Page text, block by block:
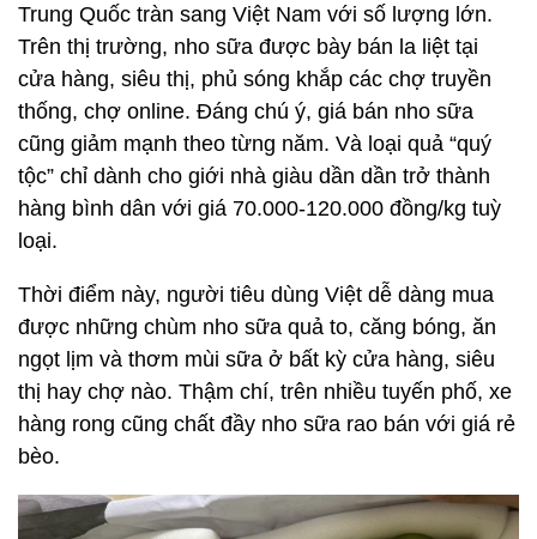
Trung Quốc tràn sang Việt Nam với số lượng lớn.
Trên thị trường, nho sữa được bày bán la liệt tại
cửa hàng, siêu thị, phủ sóng khắp các chợ truyền
thống, chợ online. Đáng chú ý, giá bán nho sữa
cũng giảm mạnh theo từng năm. Và loại quả “quý
tộc” chỉ dành cho giới nhà giàu dần dần trở thành
hàng bình dân với giá 70.000-120.000 đồng/kg tuỳ
loại.
Thời điểm này, người tiêu dùng Việt dễ dàng mua
được những chùm nho sữa quả to, căng bóng, ăn
ngọt lịm và thơm mùi sữa ở bất kỳ cửa hàng, siêu
thị hay chợ nào. Thậm chí, trên nhiều tuyến phố, xe
hàng rong cũng chất đầy nho sữa rao bán với giá rẻ
bèo.